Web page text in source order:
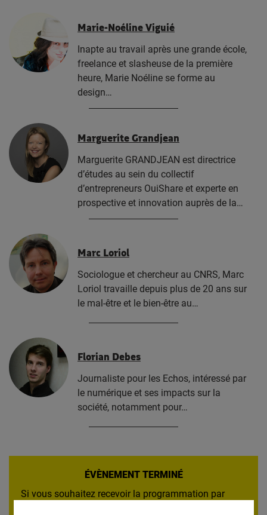
Marie-Noéline Viguié
Inapte au travail après une grande école,
freelance et slasheuse de la première
heure, Marie Noéline se forme au
design…
Marguerite Grandjean
Marguerite GRANDJEAN est directrice
d’études au sein du collectif
d’entrepreneurs OuiShare et experte en
prospective et innovation auprès de la…
Marc Loriol
Sociologue et chercheur au CNRS, Marc
Loriol travaille depuis plus de 20 ans sur
le mal-être et le bien-être au…
Florian Debes
Journaliste pour les Echos, intéressé par
le numérique et ses impacts sur la
société, notamment pour…
ÉVÈNEMENT TERMINÉ
Si vous souhaitez recevoir la programmation par